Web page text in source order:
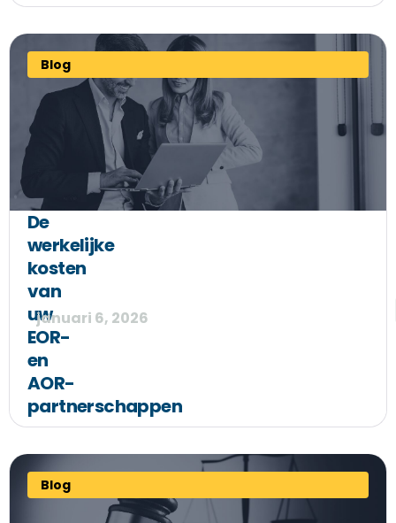
Blog
De
werkelijke
kosten
van
uw
EOR-
en
AOR-
partnerschappen
januari 6, 2026
Blog